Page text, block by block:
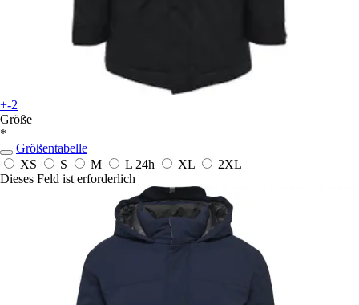
+-2
Größe
*
Größentabelle
XS
S M L 24h XL
2XL
Dieses Feld ist erforderlich